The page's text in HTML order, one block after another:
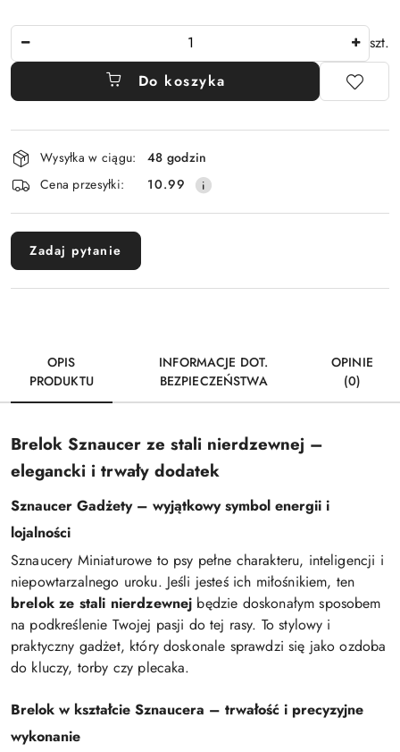
szt.
Do koszyka
Dostępność
i
dostawa
Wysyłka w ciągu:
48 godzin
Cena przesyłki:
10.99
Zadaj pytanie
OPIS
PRODUKTU
INFORMACJE DOT.
BEZPIECZEŃSTWA
OPINIE
(0)
Brelok Sznaucer ze stali nierdzewnej –
elegancki i trwały dodatek
Sznaucer Gadżety – wyjątkowy symbol energii i
lojalności
Sznaucery Miniaturowe to psy pełne charakteru, inteligencji i
niepowtarzalnego uroku. Jeśli jesteś ich miłośnikiem, ten
brelok ze stali nierdzewnej będzie doskonałym sposobem
na podkreślenie Twojej pasji do tej rasy. To stylowy i
praktyczny gadżet, który doskonale sprawdzi się jako ozdoba
do kluczy, torby czy plecaka.
Brelok w kształcie Sznaucera – trwałość i precyzyjne
wykonanie